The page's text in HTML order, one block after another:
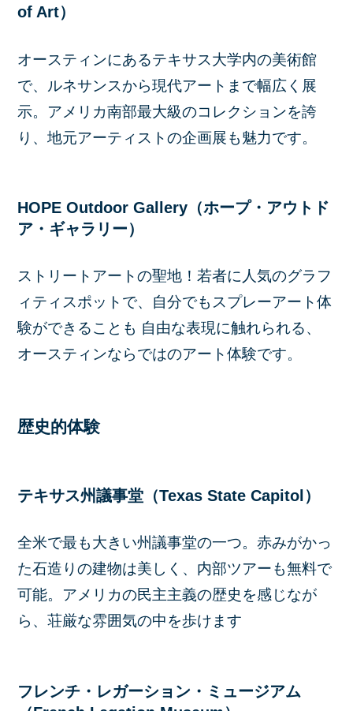
of Art）
オースティンにあるテキサス大学内の美術館
で、ルネサンスから現代アートまで幅広く展
示。アメリカ南部最大級のコレクションを誇
り、地元アーティストの企画展も魅力です。
HOPE Outdoor Gallery（ホープ・アウトド
ア・ギャラリー）
ストリートアートの聖地！若者に人気のグラフ
ィティスポットで、自分でもスプレーアート体
験ができることも 自由な表現に触れられる、
オースティンならではのアート体験です。
歴史的体験
テキサス州議事堂（Texas State Capitol）
全米で最も大きい州議事堂の一つ。赤みがかっ
た石造りの建物は美しく、内部ツアーも無料で
可能。アメリカの民主主義の歴史を感じなが
ら、荘厳な雰囲気の中を歩けます
フレンチ・レガーション・ミュージアム